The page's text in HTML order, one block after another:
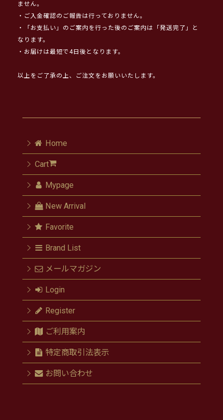
ません。
・ご入金確認のご報告は行っておりません。
・「お支払い」のご案内を行った後のご案内は「発送完了」と
なります。
・お届けは最短で4日後となります。
以上をご了承の上、ご注文をお願いいたします。
Home
Cart
Mypage
New Arrival
Favorite
Brand List
メールマガジン
Login
Register
ご利用案内
特定商取引法表示
お問い合わせ